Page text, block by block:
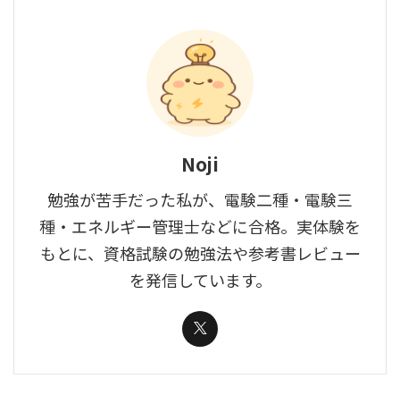
Noji
勉強が苦手だった私が、電験二種・電験三
種・エネルギー管理士などに合格。実体験を
もとに、資格試験の勉強法や参考書レビュー
を発信しています。